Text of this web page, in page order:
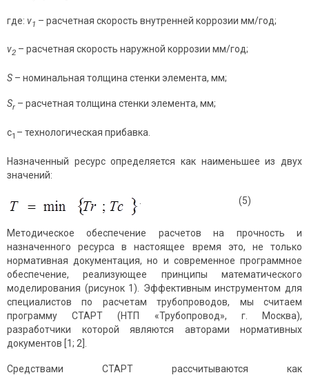
где: ν1 – расчетная скорость внутренней коррозии мм/год;
ν2 – расчетная скорость наружной коррозии мм/год;
S – номинальная толщина стенки элемента, мм;
Sr – расчетная толщина стенки элемента, мм;
c1 – технологическая прибавка.
Назначенный ресурс определяется как наименьшее из двух
значений:
. (5)
Методическое обеспечение расчетов на прочность и
назначенного ресурса в настоящее время это, не только
нормативная документация, но и современное программное
обеспечение, реализующее принципы математического
моделирования (рисунок 1). Эффективным инструментом для
специалистов по расчетам трубопроводов, мы считаем
программу СТАРТ (НТП «Трубопровод», г. Москва),
разработчики которой являются авторами нормативных
документов [1; 2].
Средствами СТАРТ рассчитываются как